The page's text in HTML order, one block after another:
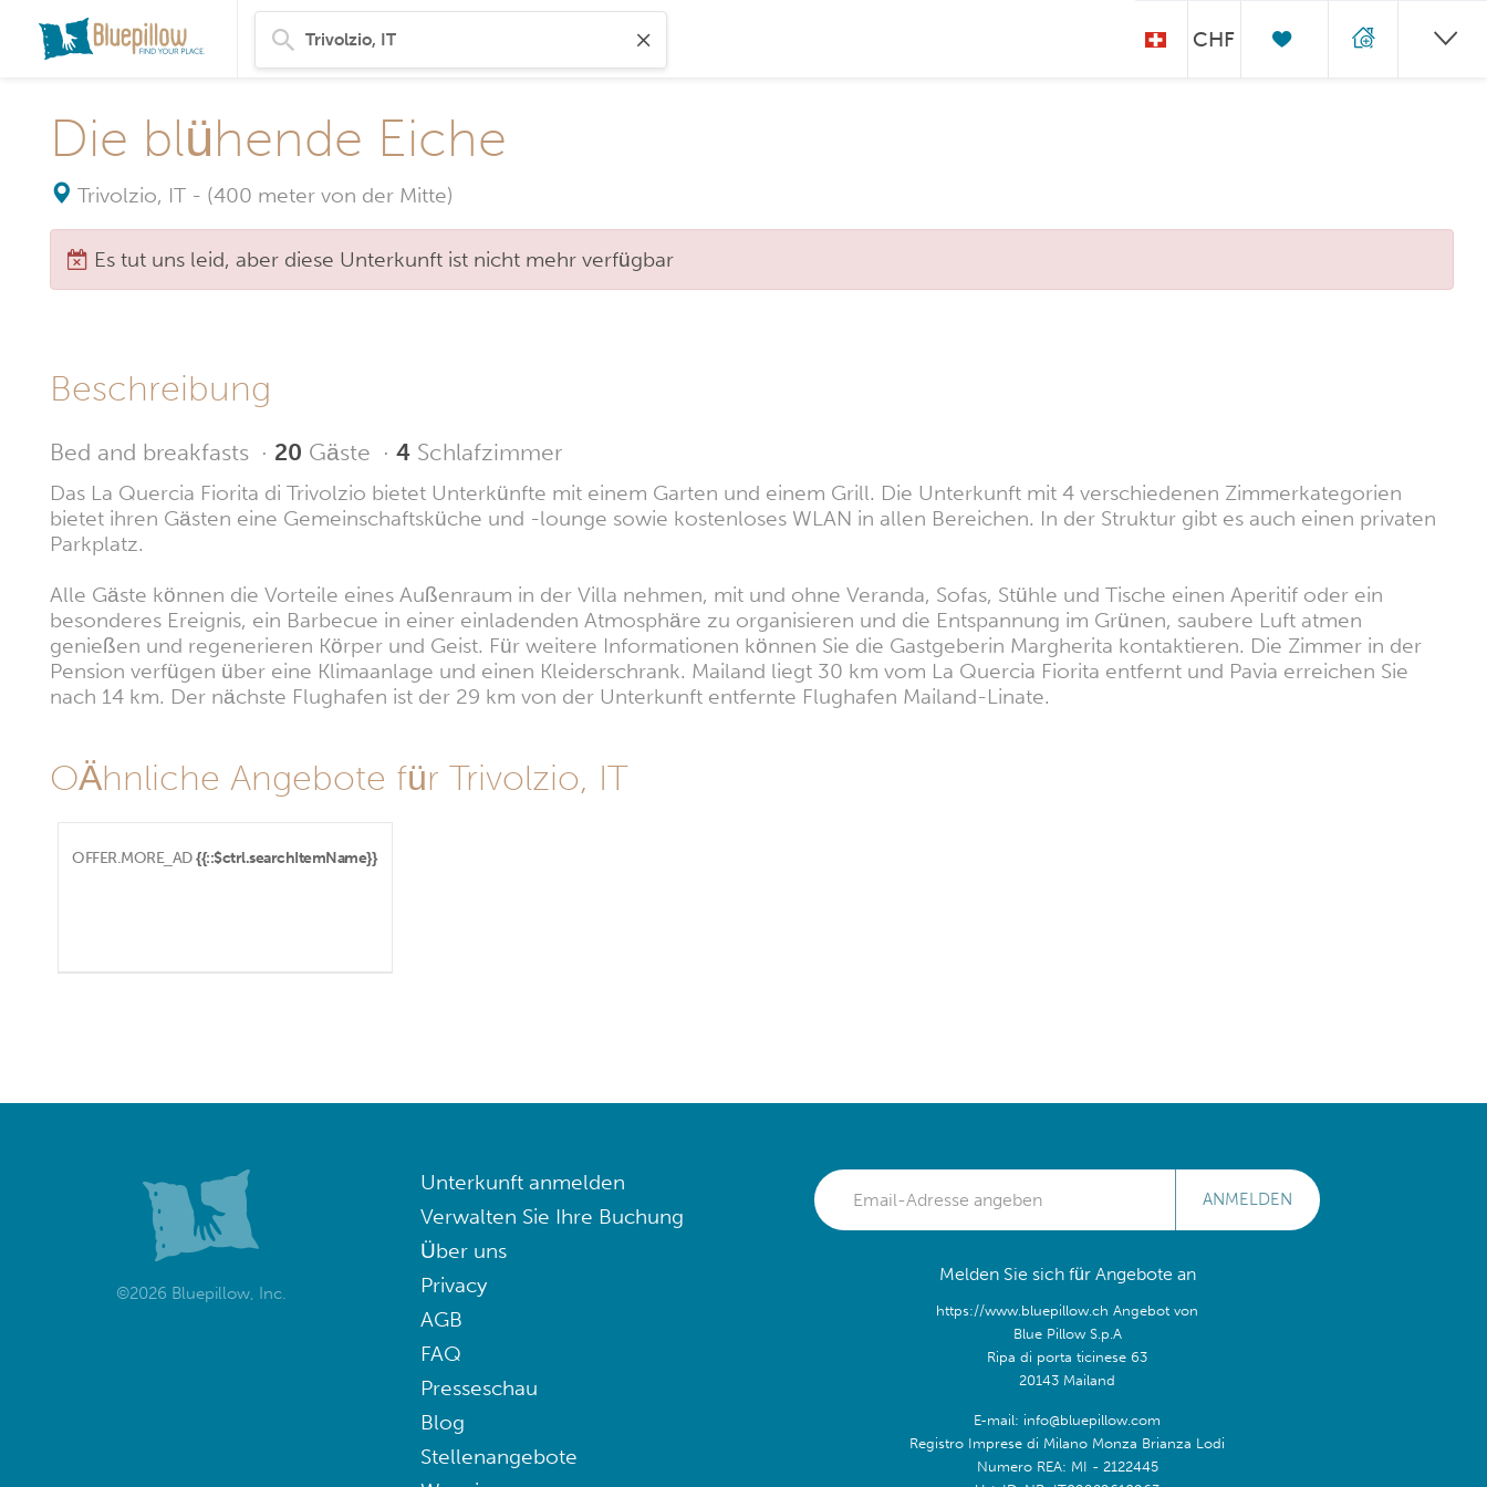
CHF
Die blühende Eiche
Trivolzio, IT - (400 meter von der Mitte)
Es tut uns leid, aber diese Unterkunft ist nicht mehr verfügbar
Beschreibung
Bed and breakfasts · 20 Gäste · 4 Schlafzimmer
Das La Quercia Fiorita di Trivolzio bietet Unterkünfte mit einem Garten und einem Grill. Die Unterkunft mit 4 verschiedenen Zimmerkategorien
bietet ihren Gästen eine Gemeinschaftsküche und -lounge sowie kostenloses WLAN in allen Bereichen. In der Struktur gibt es auch einen privaten
Parkplatz.
Alle Gäste können die Vorteile eines Außenraum in der Villa nehmen, mit und ohne Veranda, Sofas, Stühle und Tische einen Aperitif oder ein
besonderes Ereignis, ein Barbecue in einer einladenden Atmosphäre zu organisieren und die Entspannung im Grünen, saubere Luft atmen
genießen und regenerieren Körper und Geist. Für weitere Informationen können Sie die Gastgeberin Margherita kontaktieren. Die Zimmer in der
Pension verfügen über eine Klimaanlage und einen Kleiderschrank. Mailand liegt 30 km vom La Quercia Fiorita entfernt und Pavia erreichen Sie
nach 14 km. Der nächste Flughafen ist der 29 km von der Unterkunft entfernte Flughafen Mailand-Linate.
OÄhnliche Angebote für Trivolzio, IT
OFFER.MORE_AD {{::$ctrl.searchItemName}}
©2026 Bluepillow, Inc.
Unterkunft anmelden
Verwalten Sie Ihre Buchung
Über uns
Privacy
AGB
FAQ
Presseschau
Blog
Stellenangebote
ANMELDEN
Melden Sie sich für Angebote an
https://www.bluepillow.ch Angebot von
Blue Pillow S.p.A
Ripa di porta ticinese 63
20143 Mailand
E-mail: info@bluepillow.com
Registro Imprese di Milano Monza Brianza Lodi
Numero REA: MI - 2122445